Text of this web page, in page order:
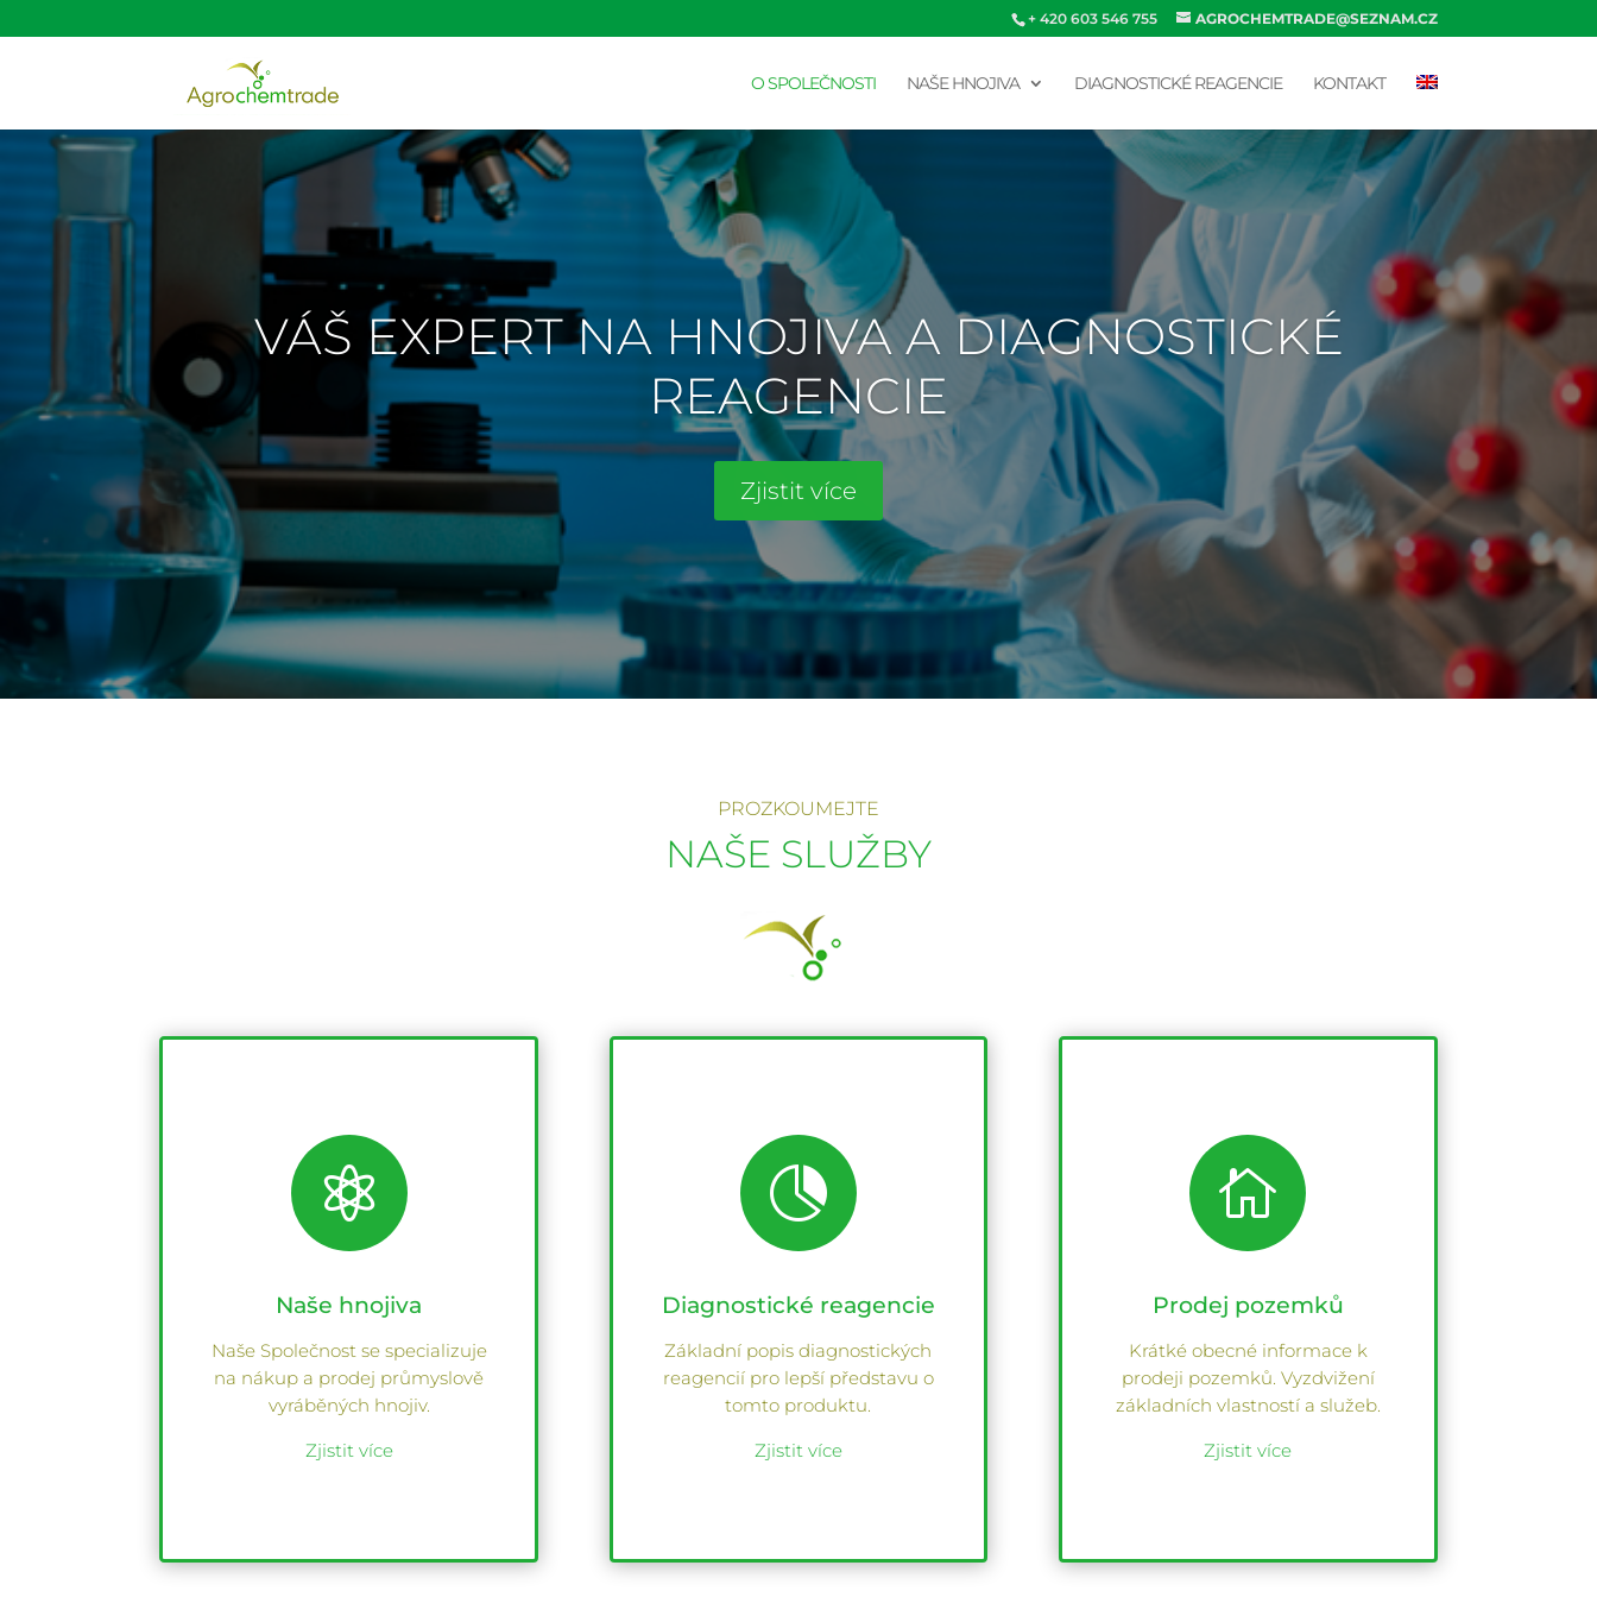
+ 420 603 546 755 AGROCHEMTRADE@SEZNAM.CZ
O SPOLEČNOSTI NAŠE HNOJIVA DIAGNOSTICKÉ REAGENCIE KONTAKT
VÁŠ EXPERT NA HNOJIVA A DIAGNOSTICKÉ
REAGENCIE
Zjistit více
PROZKOUMEJTE
NAŠE SLUŽBY

Naše hnojiva
Naše Společnost se specializuje
na nákup a prodej průmyslově
vyráběných hnojiv.
Zjistit více

Diagnostické reagencie
Základní popis diagnostických
reagencií pro lepší představu o
tomto produktu.
Zjistit více

Prodej pozemků
Krátké obecné informace k
prodeji pozemků. Vyzdvižení
základních vlastností a služeb.
Zjistit více